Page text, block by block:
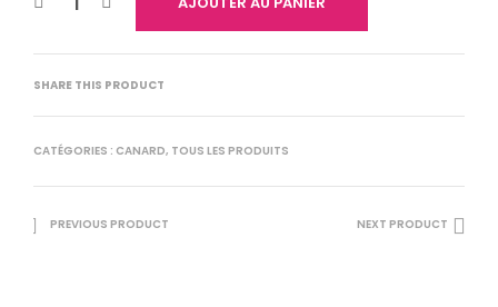
SHARE THIS PRODUCT
CATÉGORIES : CANARD, TOUS LES PRODUITS
PREVIOUS PRODUCT NEXT PRODUCT